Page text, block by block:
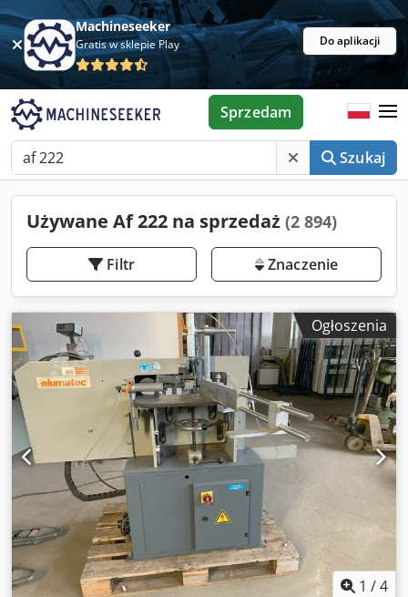
Machineseeker
Gratis w sklepie Play Do aplikacji
Szukaj
Sprzedam
Używane Af 222 na sprzedaż (2 894)
Filtr Znaczenie
Ogłoszenia
1 /4